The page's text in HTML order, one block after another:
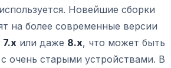
Новейшие сборки
на более современные версии
7.x или даже 8.x, что может быть
очень старыми устройствами. В